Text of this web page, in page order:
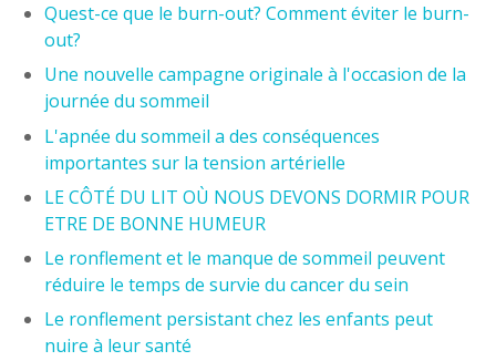
Quest-ce que le burn-out? Comment éviter le burn-
out?
Une nouvelle campagne originale à l'occasion de la
journée du sommeil
L'apnée du sommeil a des conséquences
importantes sur la tension artérielle
LE CÔTÉ DU LIT OÙ NOUS DEVONS DORMIR POUR
ETRE DE BONNE HUMEUR
Le ronflement et le manque de sommeil peuvent
réduire le temps de survie du cancer du sein
Le ronflement persistant chez les enfants peut
nuire à leur santé